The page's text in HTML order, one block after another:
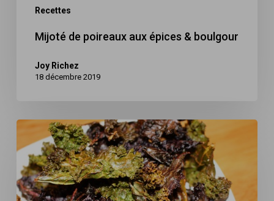
Recettes
Mijoté de poireaux aux épices & boulgour
Joy Richez
18 décembre 2019
Chips
de
chou
kale